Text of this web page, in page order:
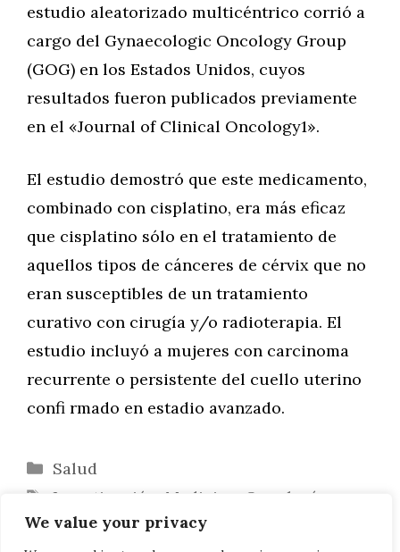
We value your privacy
estudio aleatorizado multicéntrico corrió a
cargo del Gynaecologic Oncology Group
(GOG) en los Estados Unidos, cuyos
resultados fueron publicados previamente
en el «Journal of Clinical Oncology1».
El estudio demostró que este medicamento,
combinado con cisplatino, era más eficaz
que cisplatino sólo en el tratamiento de
aquellos tipos de cánceres de cérvix que no
eran susceptibles de un tratamiento
curativo con cirugía y/o radioterapia. El
estudio incluyó a mujeres con carcinoma
recurrente o persistente del cuello uterino
confi rmado en estadio avanzado.
Categorías
Salud
Etiquetas
Investigación Medicina
Oncología
Combatir la trombosis con leche de